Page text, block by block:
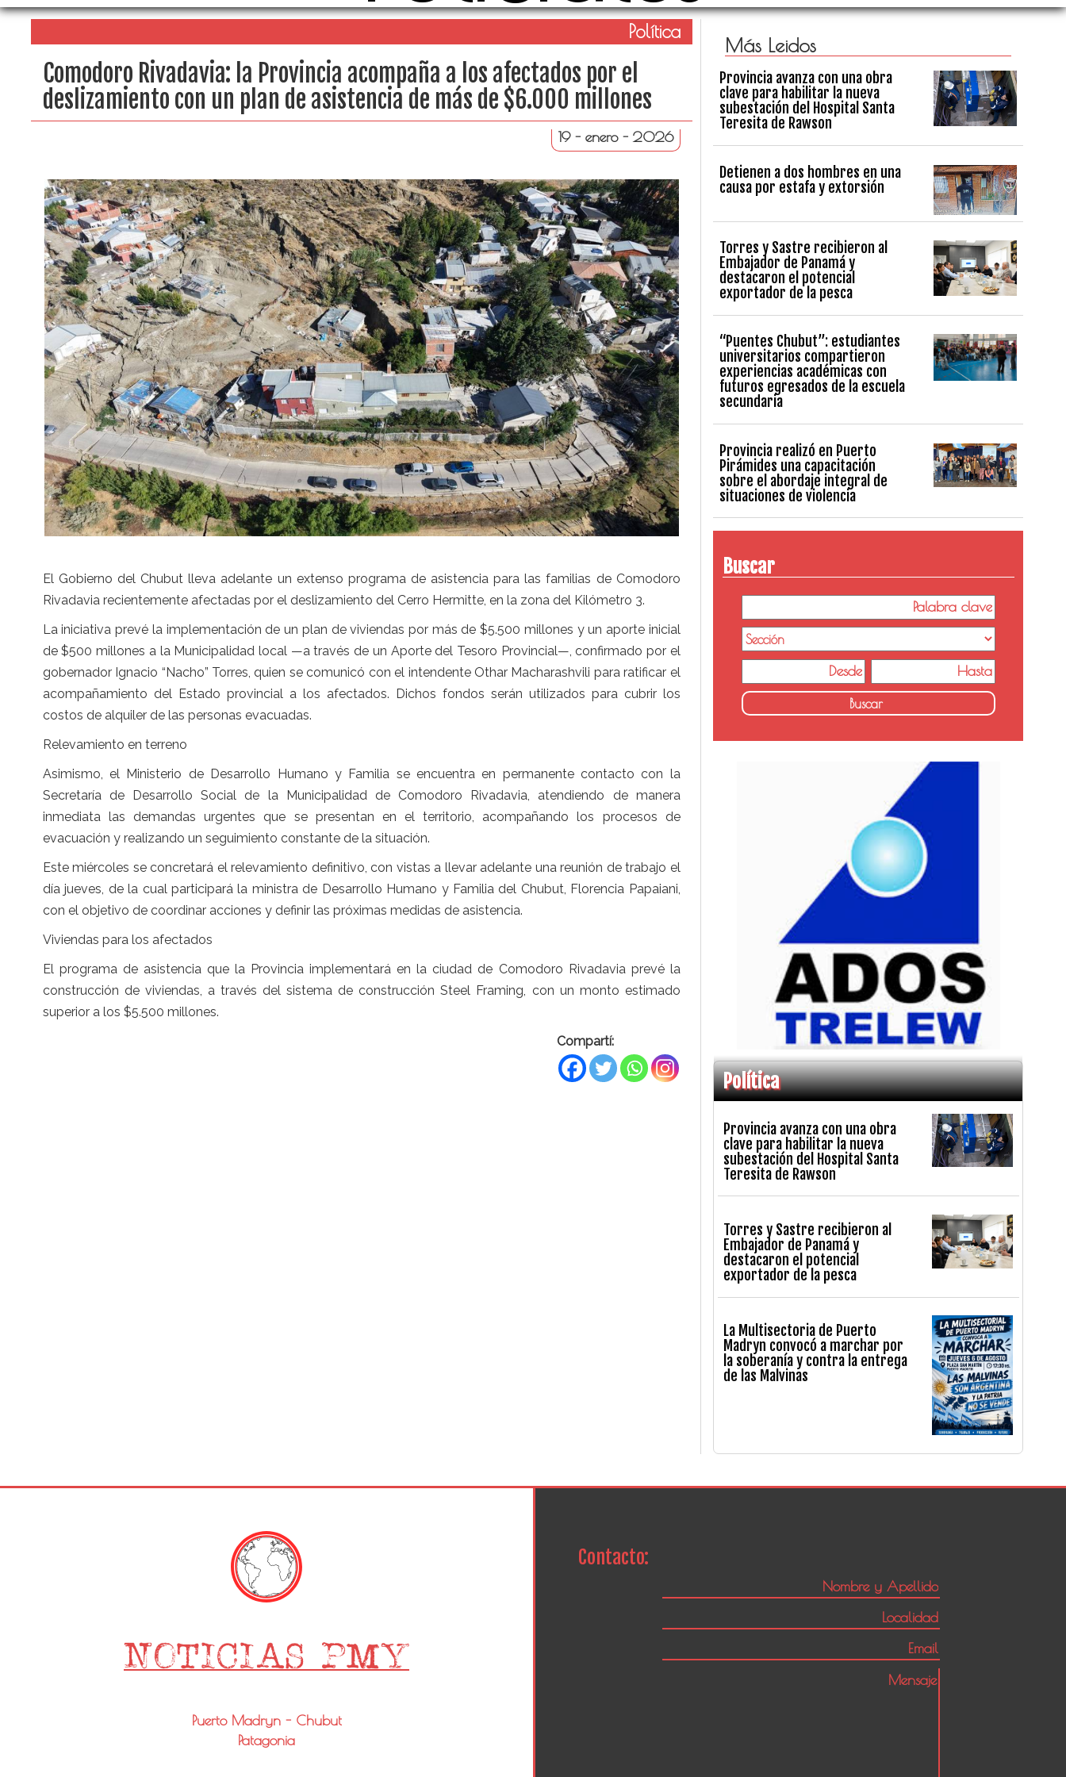
Política
Comodoro Rivadavia: la Provincia acompaña a los afectados por el
deslizamiento con un plan de asistencia de más de $6.000 millones
19 - enero - 2026
El Gobierno del Chubut lleva adelante un extenso programa de asistencia para las familias de Comodoro
Rivadavia recientemente afectadas por el deslizamiento del Cerro Hermitte, en la zona del Kilómetro 3.
La iniciativa prevé la implementación de un plan de viviendas por más de $5.500 millones y un aporte inicial
de $500 millones a la Municipalidad local —a través de un Aporte del Tesoro Provincial—, confirmado por el
gobernador Ignacio “Nacho” Torres, quien se comunicó con el intendente Othar Macharashvili para ratificar el
acompañamiento del Estado provincial a los afectados. Dichos fondos serán utilizados para cubrir los
costos de alquiler de las personas evacuadas.
Relevamiento en terreno
Asimismo, el Ministerio de Desarrollo Humano y Familia se encuentra en permanente contacto con la
Secretaría de Desarrollo Social de la Municipalidad de Comodoro Rivadavia, atendiendo de manera
inmediata las demandas urgentes que se presentan en el territorio, acompañando los procesos de
evacuación y realizando un seguimiento constante de la situación.
Este miércoles se concretará el relevamiento definitivo, con vistas a llevar adelante una reunión de trabajo el
día jueves, de la cual participará la ministra de Desarrollo Humano y Familia del Chubut, Florencia Papaiani,
con el objetivo de coordinar acciones y definir las próximas medidas de asistencia.
Viviendas para los afectados
El programa de asistencia que la Provincia implementará en la ciudad de Comodoro Rivadavia prevé la
construcción de viviendas, a través del sistema de construcción Steel Framing, con un monto estimado
superior a los $5.500 millones.
Compartí:
Más Leidos
Provincia avanza con una obra
clave para habilitar la nueva
subestación del Hospital Santa
Teresita de Rawson
Detienen a dos hombres en una
causa por estafa y extorsión
Torres y Sastre recibieron al
Embajador de Panamá y
destacaron el potencial
exportador de la pesca
“Puentes Chubut”: estudiantes
universitarios compartieron
experiencias académicas con
futuros egresados de la escuela
secundaria
Provincia realizó en Puerto
Pirámides una capacitación
sobre el abordaje integral de
situaciones de violencia
Buscar
Política
Provincia avanza con una obra
clave para habilitar la nueva
subestación del Hospital Santa
Teresita de Rawson
Torres y Sastre recibieron al
Embajador de Panamá y
destacaron el potencial
exportador de la pesca
La Multisectoria de Puerto
Madryn convocó a marchar por
la soberanía y contra la entrega
de las Malvinas
Puerto Madryn - Chubut
Patagonia
Contacto: